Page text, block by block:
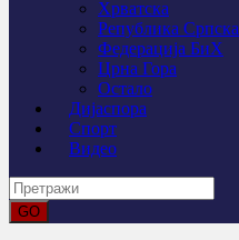
Хрватска
Република Српска
Федерација БиХ
Црна Гора
Остало
Дијаспора
Спорт
Видео